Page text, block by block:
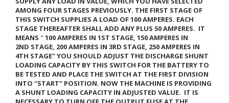
AMONG FOUR STAGES PREVIOUSLY. THE FIRST STAGE OF
THIS SWITCH SUPPLIES A LOAD OF 100 AMPERES. EACH
STAGE THEREAFTER SHALL ADD ANY PLUS 50 AMPERES. IT
MEANS " 100 AMPERES IN 1ST STAGE, 150 AMPERES IN
2ND STAGE, 200 AMPERES IN 3RD STAGE, 250 AMPERES IN
4TH STAGE"YOU SHOULD ADJUST THE DISCHARGE SHUNT
LOADING CAPACITY BY THIS SWITCH FOR THE BATTERY TO
BE TESTED AND PLACE THE SWITCH AT THE FIRST DIVISION
INTO "START" POSITION. NOW THE MACHINE IS PROVIDING
A SHUNT LOADING CAPACITY IN ADJUSTED VALUE. IT IS